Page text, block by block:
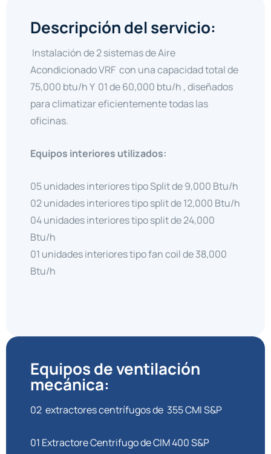
Descripción del servicio:
Instalación de 2 sistemas de Aire
Acondicionado VRF con una capacidad total de
75,000 btu/h Y 01 de 60,000 btu/h , diseñados
para climatizar eficientemente todas las
oficinas.
Equipos interiores utilizados:
05 unidades interiores tipo Split de 9,000 Btu/h
02 unidades interiores tipo split de 12,000 Btu/h
04 unidades interiores tipo split de 24,000
Btu/h
01 unidades interiores tipo fan coil de 38,000
Btu/h
Equipos de ventilación
mecánica:
02 extractores centrífugos de 355 CMI S&P
01 Extractore Centrifugo de CIM 400 S&P